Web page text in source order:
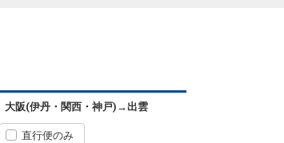
大阪(伊丹・関西・神戸) →出雲
直行便のみ